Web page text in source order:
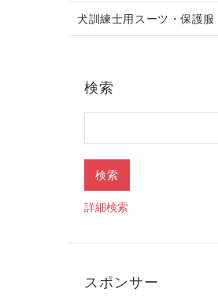
犬訓練士用スーツ・保護服
検索
詳細検索
スポンサー